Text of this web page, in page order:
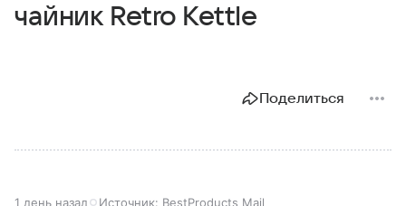
чайник Retro Kettle
Поделиться
1 день назад Источник: BestProducts Mail